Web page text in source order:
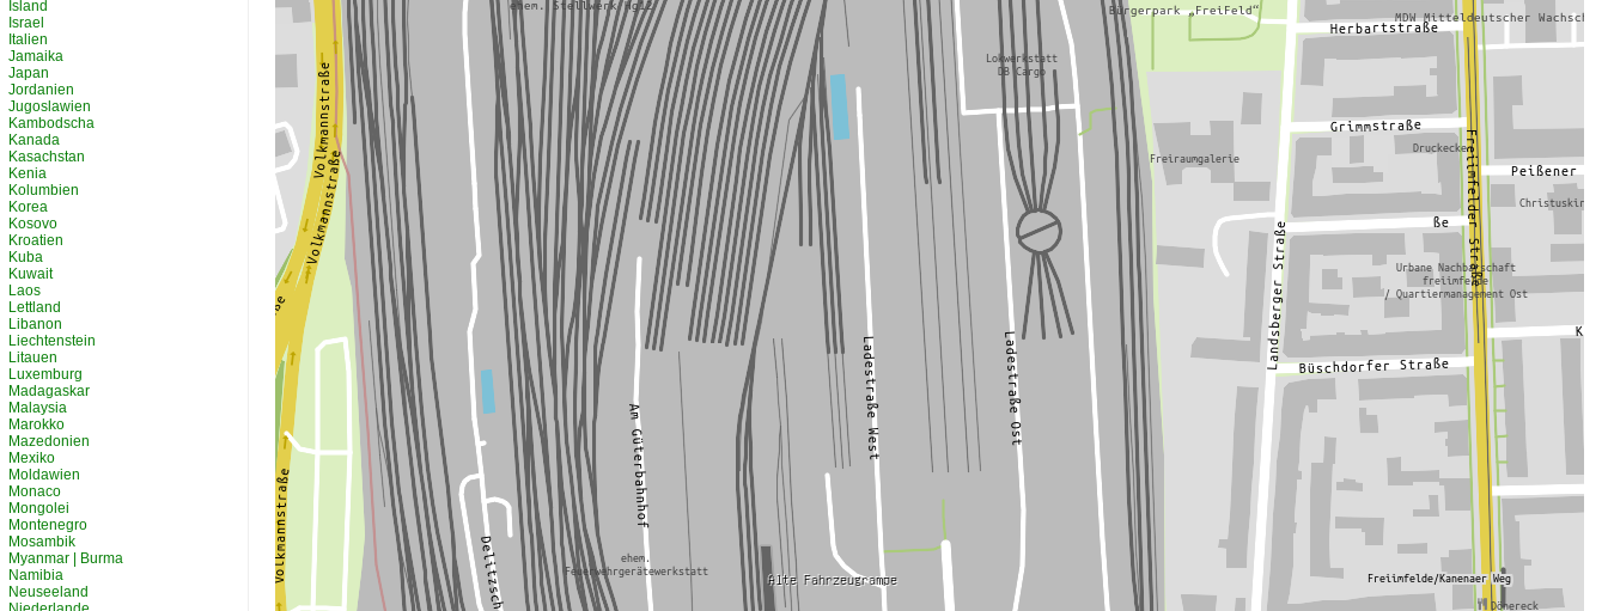
Island
Israel
Italien
Jamaika
Japan
Jordanien
Jugoslawien
Kambodscha
Kanada
Kasachstan
Kenia
Kolumbien
Korea
Kosovo
Kroatien
Kuba
Kuwait
Laos
Lettland
Libanon
Liechtenstein
Litauen
Luxemburg
Madagaskar
Malaysia
Marokko
Mazedonien
Mexiko
Moldawien
Monaco
Mongolei
Montenegro
Mosambik
Myanmar | Burma
Namibia
Neuseeland